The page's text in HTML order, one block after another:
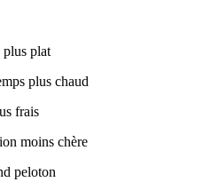
plus plat
plus chaud
frais
moins chère
peloton